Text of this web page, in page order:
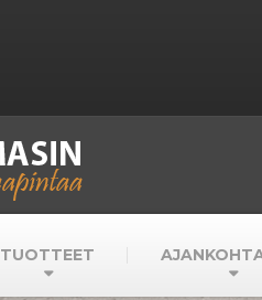
TUOTTEET